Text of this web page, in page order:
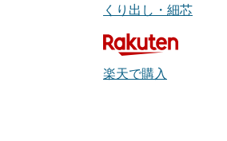
くり出し・細芯
楽天で購入